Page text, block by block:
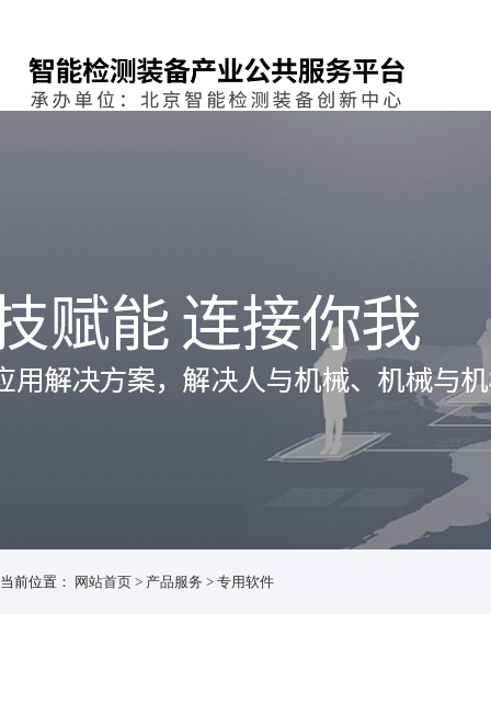
当前位置： 网站首页 > 产品服务 > 专用软件